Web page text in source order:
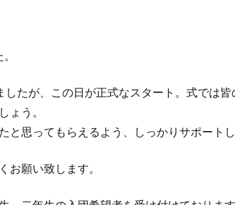
たが、この日が正式なスタート。式では
ょう。
と思ってもらえるよう、しっかりサポート
お願い致します。